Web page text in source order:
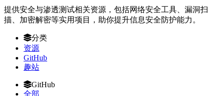
提供安全与渗透测试相关资源，包括网络安全工具、漏洞扫
描、加密解密等实用项目，助你提升信息安全防护能力。
分类
资源
GitHub
趣站
GitHub
全部